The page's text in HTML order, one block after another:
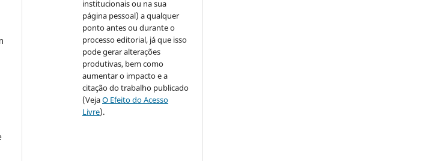
institucionais ou na sua
página pessoal) a qualquer
ponto antes ou durante o
processo editorial, já que isso
pode gerar alterações
produtivas, bem como
aumentar o impacto e a
citação do trabalho publicado
(VejaO Efeito do Acesso
Livre).